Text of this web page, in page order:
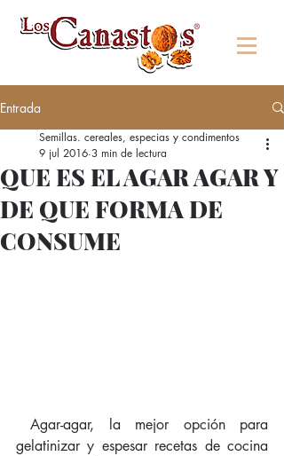
Entrada
QUE ES EL AGAR AGAR Y
DE QUE FORMA DE
CONSUME
Semillas. cereales, especias y condimentos
9 jul 2016 3 min de lectura
Agar-agar, la mejor opción para
gelatinizar y espesar recetas de cocina